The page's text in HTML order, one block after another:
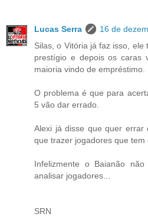
Lucas Serra
16 de
Silas, o Vitória já faz isso,
prestígio e depois os caras
maioria vindo de empréstimo.
O problema é que para
5 vão dar errado.
Alexi já disse que quer errar
que trazer jogadores que
Infelizmente o Baianão
analisar jogadores...
SRN